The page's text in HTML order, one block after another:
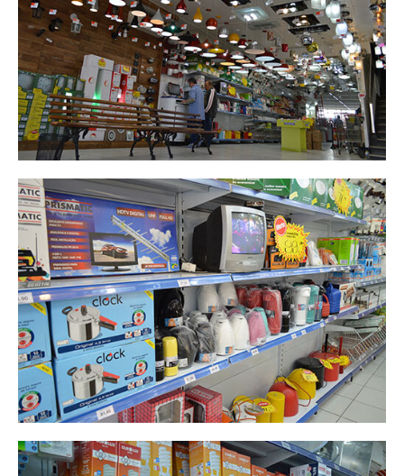
Conheça o showroom da
Elétrica J. Santos
Elétrica J. Santos é
especializada em materiais
elétricos
Elétrica J. Santos aprimora sua
marca
setembro 2017